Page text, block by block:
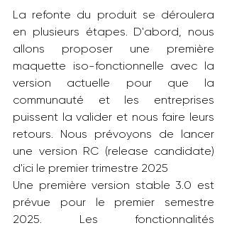
La refonte du produit se déroulera
en plusieurs étapes. D'abord, nous
allons proposer une première
maquette iso-fonctionnelle avec la
version actuelle pour que la
communauté et les entreprises
puissent la valider et nous faire leurs
retours. Nous prévoyons de lancer
une version RC (release candidate)
d'ici le premier trimestre 2025
Une première version stable 3.0 est
prévue pour le premier semestre
2025. Les fonctionnalités